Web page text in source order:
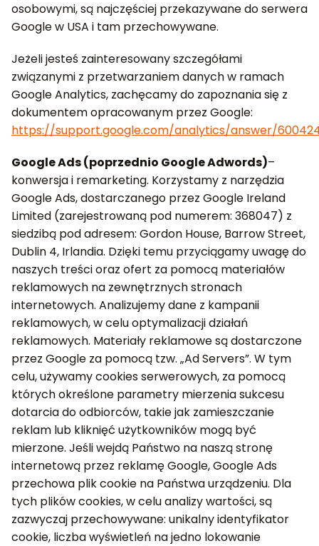
osobowymi, są najczęściej przekazywane do serwera
Google w USA i tam przechowywane.
Jeżeli jesteś zainteresowany szczegółami
związanymi z przetwarzaniem danych w ramach
Google Analytics, zachęcamy do zapoznania się z
dokumentem opracowanym przez Google:
https://support.google.com/analytics/answer/
Google Ads (poprzednio Google Adwords)–
konwersja i remarketing. Korzystamy z narzędzia
Google Ads, dostarczanego przez Google Ireland
Limited (zarejestrowaną pod numerem: 368047) z
siedzibą pod adresem: Gordon House, Barrow Street,
Dublin 4, Irlandia. Dzięki temu przyciągamy uwagę do
naszych treści oraz ofert za pomocą materiałów
reklamowych na zewnętrznych stronach
internetowych. Analizujemy dane z kampanii
reklamowych, w celu optymalizacji działań
reklamowych. Materiały reklamowe są dostarczone
przez Google za pomocą tzw. „Ad Servers”. W tym
celu, używamy cookies serwerowych, za pomocą
których określone parametry mierzenia sukcesu
dotarcia do odbiorców, takie jak zamieszczanie
reklam lub kliknięć użytkowników mogą być
mierzone. Jeśli wejdą Państwo na naszą stronę
internetową przez reklamę Google, Google Ads
przechowa plik cookie na Państwa urządzeniu. Dla
tych plików cookies, w celu analizy wartości, są
zazwyczaj przechowywane: unikalny identyfikator
cookie, liczba wyświetleń na jedno lokowanie